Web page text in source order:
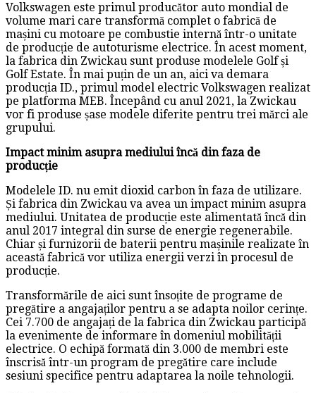
Volkswagen este primul producător auto mondial de
volume mari care transformă complet o fabrică de
mașini cu motoare pe combustie internă într-o unitate
de producție de autoturisme electrice. În acest moment,
la fabrica din Zwickau sunt produse modelele Golf și
Golf Estate. În mai puțin de un an, aici va demara
producția ID., primul model electric Volkswagen realizat
pe platforma MEB. Începând cu anul 2021, la Zwickau
vor fi produse șase modele diferite pentru trei mărci ale
grupului.
Impact minim asupra mediului încă din faza de
producție
Modelele ID. nu emit dioxid carbon în faza de utilizare.
Și fabrica din Zwickau va avea un impact minim asupra
mediului. Unitatea de producție este alimentată încă din
anul 2017 integral din surse de energie regenerabile.
Chiar și furnizorii de baterii pentru mașinile realizate în
această fabrică vor utiliza energii verzi în procesul de
producție.
Transformările de aici sunt însoțite de programe de
pregătire a angajaților pentru a se adapta noilor cerințe.
Cei 7.700 de angajați de la fabrica din Zwickau participă
la evenimente de informare în domeniul mobilității
electrice. O echipă formată din 3.000 de membri este
înscrisă într-un program de pregătire care include
sesiuni specifice pentru adaptarea la noile tehnologii.